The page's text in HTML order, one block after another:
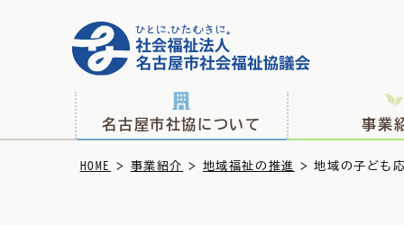
名古屋市社協について 事業
HOME > 事業紹介 > 地域福祉の推進 > 地域の子ども